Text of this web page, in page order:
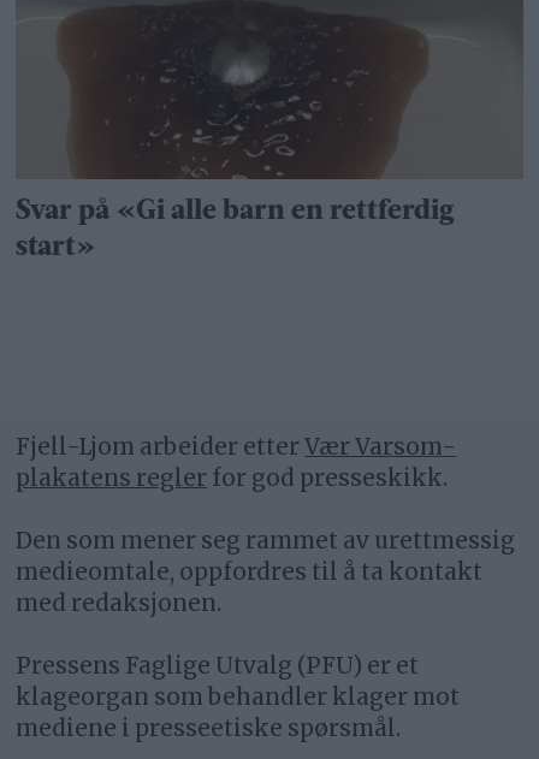
Svar på «Gi alle barn en rettferdig
start»
Fjell-Ljom arbeider etterVær Varsom-
plakatens regler for god presseskikk.
Den som mener seg rammet av urettmessig
medieomtale, oppfordres til å ta kontakt
med redaksjonen.
Pressens Faglige Utvalg (PFU) er et
klageorgan som behandler klager mot
mediene i presseetiske spørsmål.